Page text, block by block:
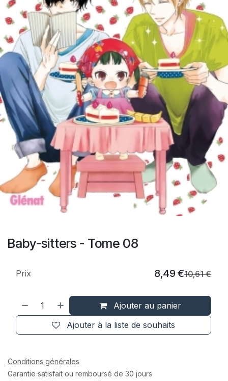
Baby-sitters - Tome 08
Ajouter au panier
Ajouter à la liste de souhaits
Prix 8,49€10,61€
Conditions générales
Garantie satisfait ou remboursé de 30 jours